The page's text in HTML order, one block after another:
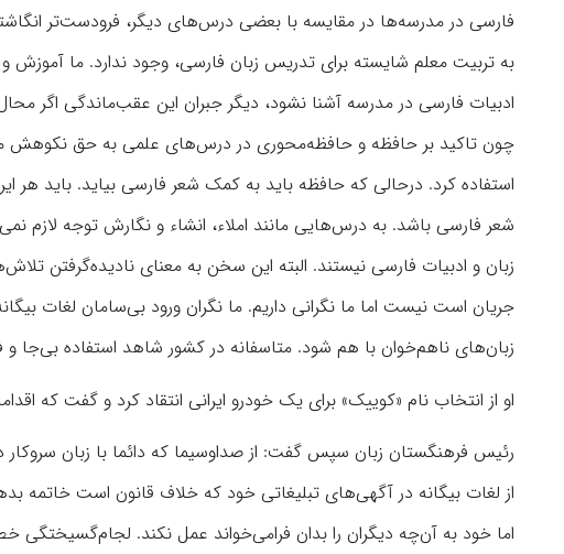
فارسی در مدرسه‌ها در مقایسه با بعضی درس‌های دیگر، فرودست‌تر
به تربیت معلم شایسته برای تدریس زبان فارسی، وجود ندارد. ما آموزش
ادبیات فارسی در مدرسه آشنا نشود، دیگر جبران این عقب‌ماندگی اگر
چون تاکید بر حافظه و حافظه‌محوری در درس‌های علمی به حق نکوهش
استفاده کرد. درحالی که حافظه باید به کمک شعر فارسی بیاید. باید
شعر فارسی باشد. به درس‌هایی مانند املاء، انشاء و نگارش توجه
زبان و ادبیات فارسی نیستند. البته این سخن به معنای نادیده‌گرفتن
جریان است نیست اما ما نگرانی داریم. ما نگران ورود بی‌سامان لغات
زبان‌های ناهم‌خوان با هم شود. متاسفانه در کشور شاهد استفاده بی‌جا و
او از انتخاب نام «کوییک» برای یک خودرو ایرانی انتقاد کرد و گفت که
رئیس فرهنگستان زبان سپس گفت: از صداوسیما که دائما با زبان سروکار
از لغات بیگانه در آگهی‌های تبلیغاتی خود که خلاف قانون است خاتمه
اما خود به آن‌چه دیگران را بدان فرامی‌خواند عمل نکند.